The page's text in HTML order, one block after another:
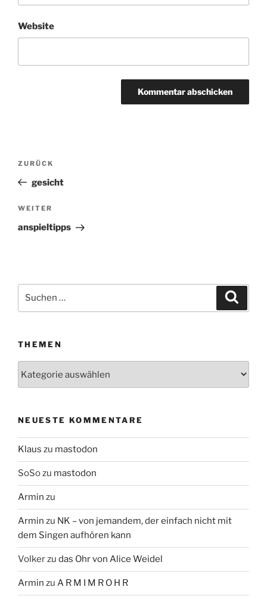
Website
Beitragsnavigation
Vorheriger
Beitrag
ZURÜCK
gesicht
Nächster
Beitrag
WEITER
anspieltipps
Suchen
THEMEN
NEUESTE KOMMENTARE
Klaus zu mastodon
SoSozu mastodon
Armin zu
Armin zu NK – von jemandem, der einfach nicht mit
dem Singen aufhören kann
Volkerzu das Ohr von Alice Weidel
Armin zu A R M I M R O H R